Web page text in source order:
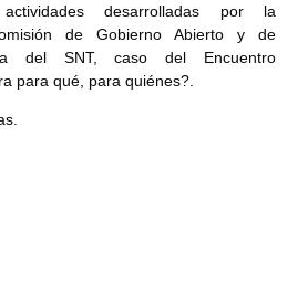
desarrolladas por la
de Gobierno Abierto y de
del SNT, caso del Encuentro
para qué, para quiénes?.